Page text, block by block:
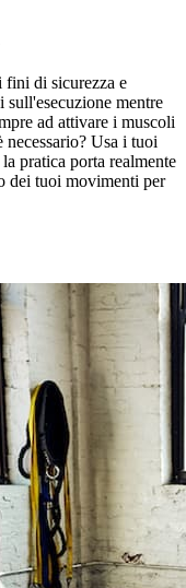
fini di sicurezza e
sull'esecuzione mentre
ad attivare i muscoli
Usa i tuoi
pratica porta realmente
dei tuoi movimenti per